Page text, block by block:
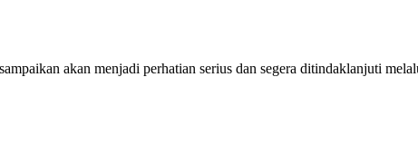
akan menjadi perhatian serius dan segera ditindaklanjuti